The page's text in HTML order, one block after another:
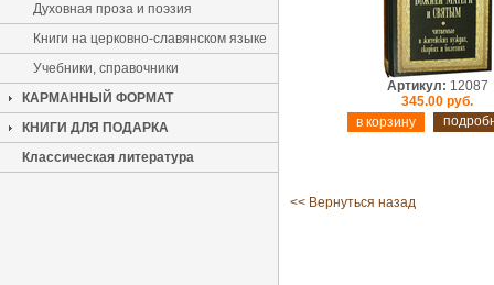
Духовная проза и поэзия
Книги на церковно-славянском языке
Учебники, справочники
КАРМАННЫЙ ФОРМАТ
КНИГИ ДЛЯ ПОДАРКА
Классическая литература
Артикул: 12087
345.00 руб.
<< Вернуться назад